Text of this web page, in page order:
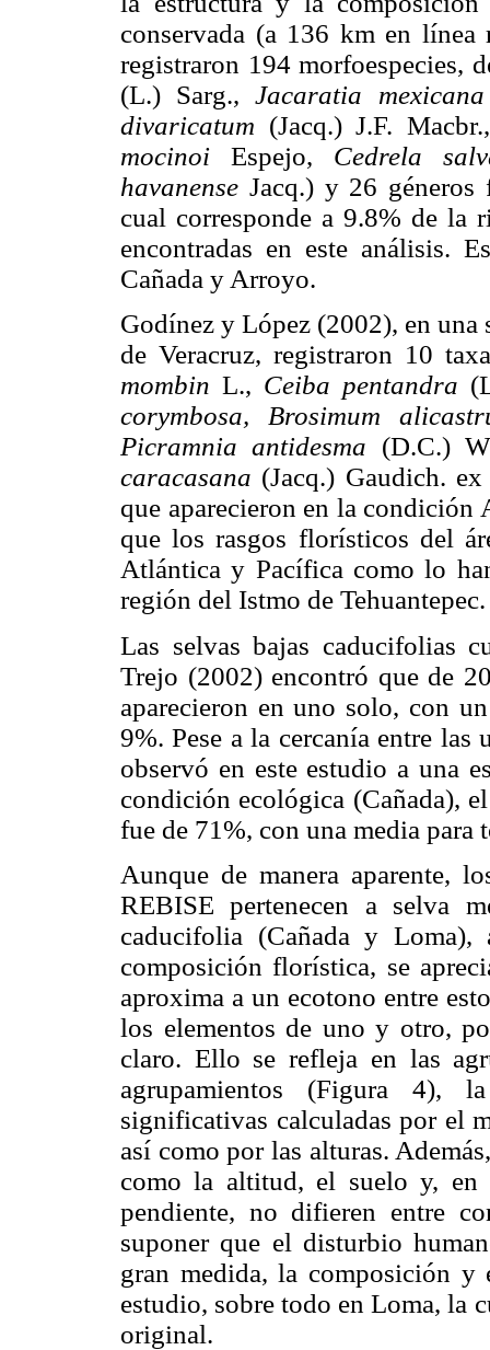
conservada (a 136 km en
registraron 194 morfoespecies,
(L.) Sarg.,Jacaratia mexicana
divaricatum (Jacq.) J.F.
mocinoi Espejo, Cedrela
havanense Jacq.) y 26
cual corresponde a 9.8% de la
encontradas en este análisis.
Cañada y Arroyo.
Godínez y López (2002), en una
de Veracruz, registraron 10
mombin L., Ceiba pentandra
corymbosa, Brosimum
Picramnia antidesma (D.C.)
caracasana (Jacq.) Gaudich.
que aparecieron en la
que los rasgos florísticos del
Atlántica y Pacífica como lo
región del Istmo de Tehuantepec.
Las selvas bajas caducifolias
Trejo (2002) encontró que de
aparecieron en uno solo, con
9%. Pese a la cercanía entre las
observó en este estudio a una
condición ecológica (Cañada),
fue de 71%, con una media para
Aunque de manera aparente,
REBISE pertenecen a selva
caducifolia (Cañada y
composición florística, se
aproxima a un ecotono entre
los elementos de uno y otro,
claro. Ello se refleja en las
agrupamientos (Figura 4),
significativas calculadas por el
así como por las alturas.
como la altitud, el suelo y,
pendiente, no difieren entre
suponer que el disturbio
gran medida, la composición y
estudio, sobre todo en Loma, la
original.